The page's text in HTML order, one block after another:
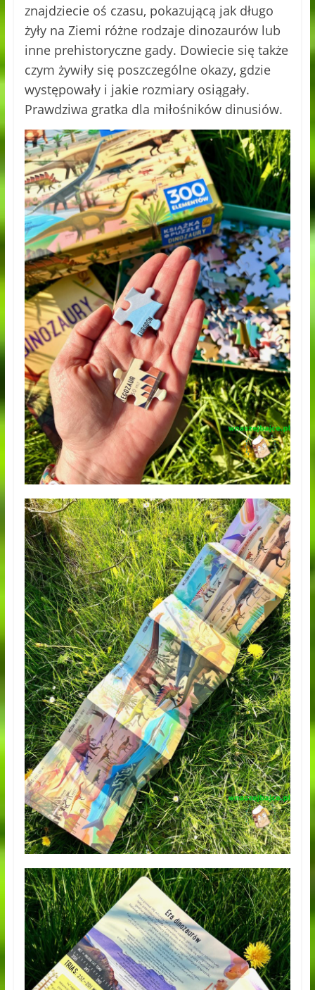
znajdziecie oś czasu, pokazującą jak długo
żyły na Ziemi różne rodzaje dinozaurów lub
inne prehistoryczne gady. Dowiecie się także
czym żywiły się poszczególne okazy, gdzie
występowały i jakie rozmiary osiągały.
Prawdziwa gratka dla miłośników dinusiów.